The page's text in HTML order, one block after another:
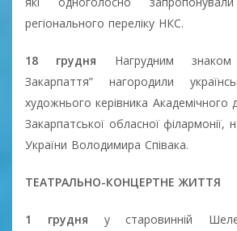
регіонального переліку НКС.
18 грудня Нагрудним
Закарпаття” нагородили
художнього керівника Академічного
Закарпатської обласної філармонії,
України Володимира Співака.
ТЕАТРАЛЬНО-КОНЦЕРТНЕ ЖИТТЯ
1 грудня у старовинній